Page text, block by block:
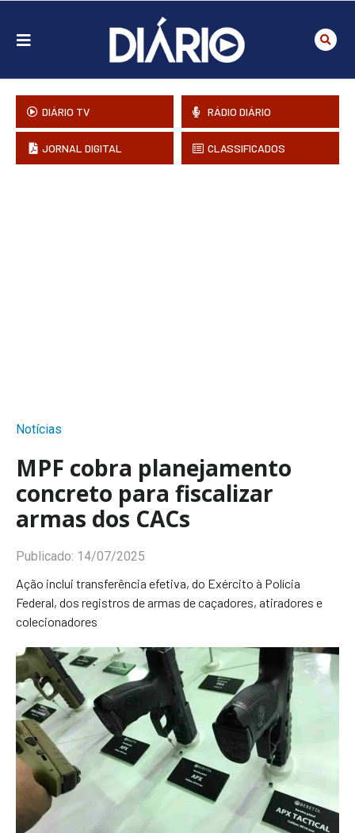
DIÁRIO TV RÁDIO DIÁRIO
JORNAL DIGITAL CLASSIFICADOS
Notícias
MPF cobra planejamento
concreto para fiscalizar
armas dos CACs
Publicado: 14/07/2025
Ação inclui transferência efetiva, do Exército à Polícia
Federal, dos registros de armas de caçadores, atiradores e
colecionadores